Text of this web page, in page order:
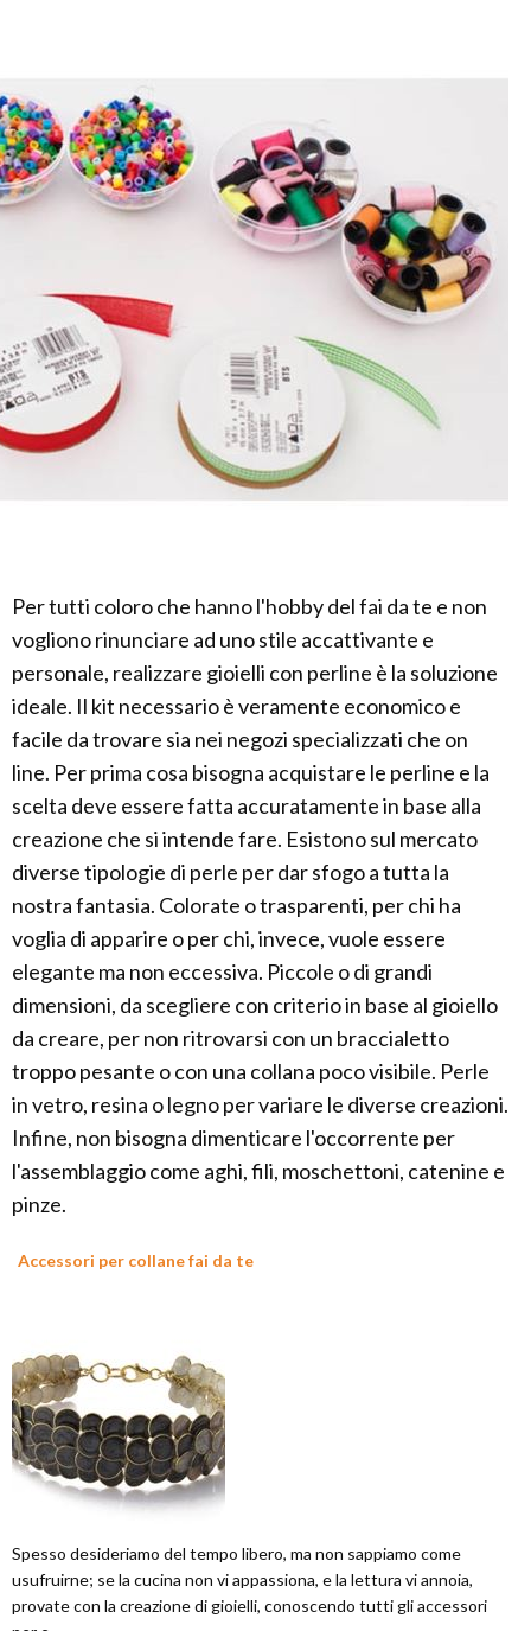
Per tutti coloro che hanno l'hobby del fai da te e non
vogliono rinunciare ad uno stile accattivante e
personale, realizzare gioielli con perline è la soluzione
ideale. Il kit necessario è veramente economico e
facile da trovare sia nei negozi specializzati che on
line. Per prima cosa bisogna acquistare le perline e la
scelta deve essere fatta accuratamente in base alla
creazione che si intende fare. Esistono sul mercato
diverse tipologie di perle per dar sfogo a tutta la
nostra fantasia. Colorate o trasparenti, per chi ha
voglia di apparire o per chi, invece, vuole essere
elegante ma non eccessiva. Piccole o di grandi
dimensioni, da scegliere con criterio in base al gioiello
da creare, per non ritrovarsi con un braccialetto
troppo pesante o con una collana poco visibile. Perle
in vetro, resina o legno per variare le diverse creazioni.
Infine, non bisogna dimenticare l'occorrente per
l'assemblaggio come aghi, fili, moschettoni, catenine e
pinze.
Accessori per collane fai da te
Spesso desideriamo del tempo libero, ma non sappiamo come
usufruirne; se la cucina non vi appassiona, e la lettura vi annoia,
provate con la creazione di gioielli, conoscendo tutti gli accessori